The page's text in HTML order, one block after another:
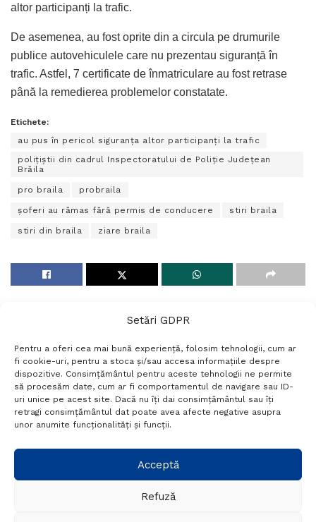
Setări GDPR
Pentru a oferi cea mai bună experiență, folosim tehnologii, cum ar
fi cookie-uri, pentru a stoca și/sau accesa informațiile despre
dispozitive. Consimțământul pentru aceste tehnologii ne permite
să procesăm date, cum ar fi comportamentul de navigare sau ID-
uri unice pe acest site. Dacă nu îți dai consimțământul sau îți
retragi consimțământul dat poate avea afecte negative asupra
unor anumite funcționalități și funcții.
Acceptă
Refuză
altor participanți la trafic.
De asemenea, au fost oprite din a circula pe drumurile
publice autovehiculele care nu prezentau siguranță în
trafic. Astfel, 7 certificate de înmatriculare au fost retrase
până la remedierea problemelor constatate.
Etichete:
au pus în pericol siguranța altor participanți la trafic
polițiștii din cadrul Inspectoratului de Poliție Județean
Brăila
pro braila probraila
șoferi au rămas fără permis de conducere stiri braila
stiri din braila ziare braila
Termeni si conditii
Politică de confidențialitate
Politica cookies
Setări GDPR
+40 788 760 194